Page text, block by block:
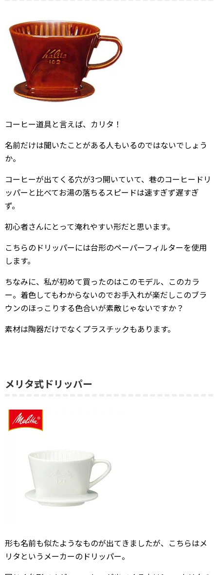
コーヒー道具と言えば、カリタ！
名前だけは聞いたことがある人もいるのではないでしょう
か。
コーヒーが出てくる穴が3つ開いていて、巷のコーヒードリ
ッパーと比べてお湯の落ちるスピードは速すぎず遅すぎ
ず。
初心者さんにとって淹れやすい形だと思います。
こちらのドリッパーには台形のペーパーフィルターを使用
します。
ちなみに、私が初めて買ったのはこのモデル、このカラ
ー。着色してもわからないのでお手入れが楽だしこのブラ
ウンのほっこりする色合いが素敵じゃないですか？
素材は陶器だけでなくプラスチックもあります。
メリタ式ドリッパー
形も名前も似たようなものが出てきましたが、こちらはメ
リタというメーカーのドリッパー。